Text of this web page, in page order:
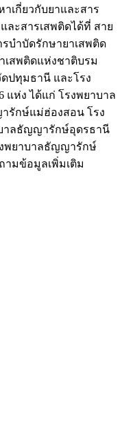
เกี่ยวกับยาและสาร
ละสารเสพติดได้ที่ สาย
รบำบัดรักษายาเสพติด
สพติดแห่งชาติบรม
ปทุมธานี และโรง
ห่ง ได้แก่ โรงพยาบาล
รักษ์แม่ฮ่องสอน โรง
าลธัญญารักษ์อุดรธานี
พยาบาลธัญญารักษ์
ามข้อมูลเพิ่มเติม